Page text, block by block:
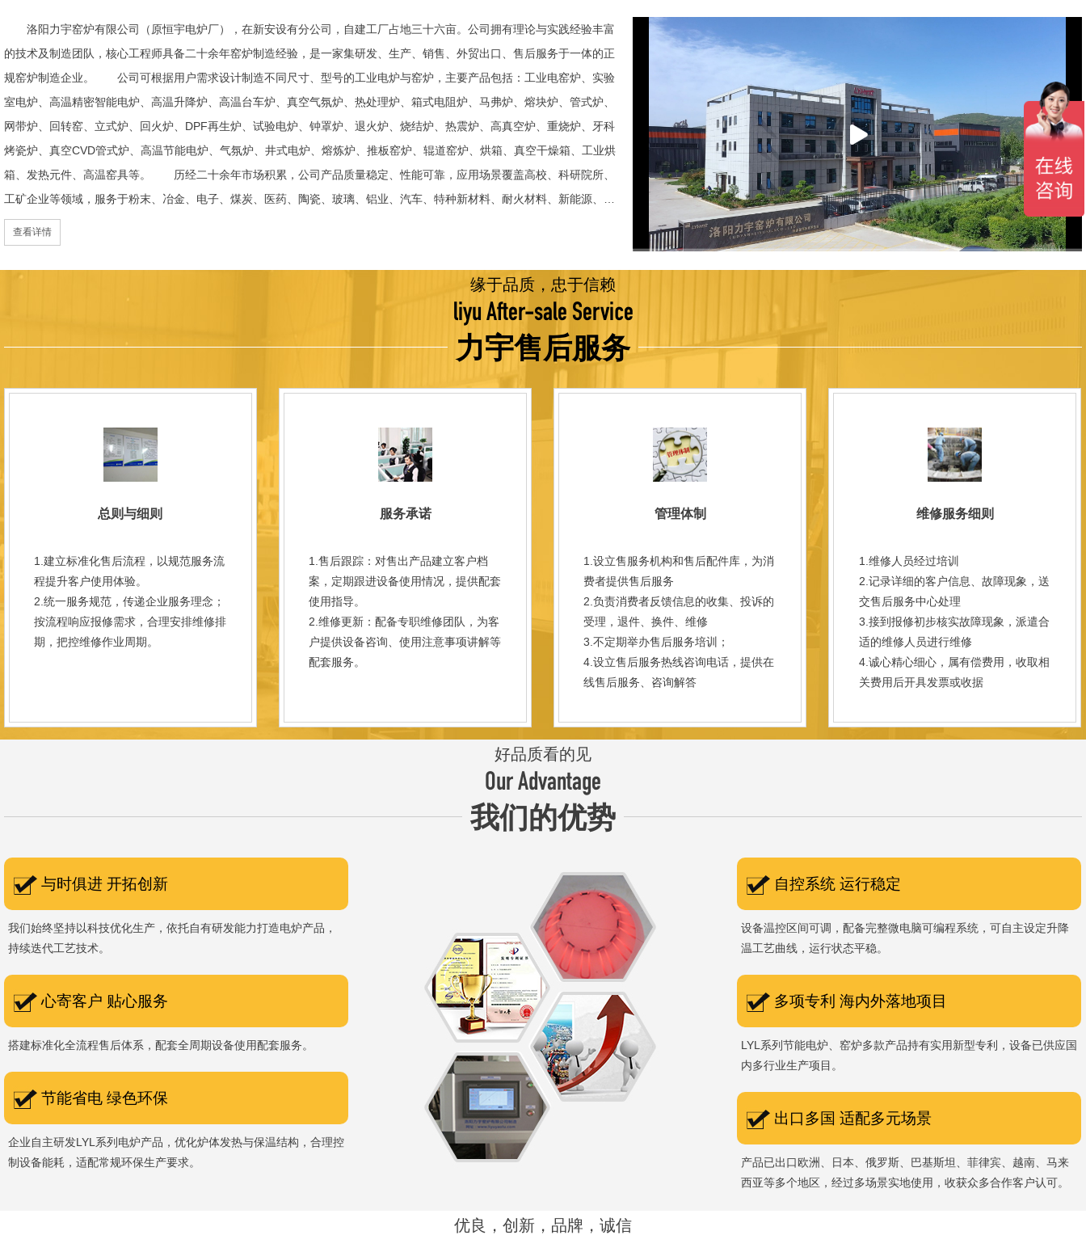
洛阳力宇窑炉有限公司（原恒宇电炉厂），在新安设有分公司，自建工厂占地三十六亩。公司拥有理论与实践经验丰富
的技术及制造团队，核心工程师具备二十余年窑炉制造经验，是一家集研发、生产、销售、外贸出口、售后服务于一体的正
规窑炉制造企业。 公司可根据用户需求设计制造不同尺寸、型号的工业电炉与窑炉，主要产品包括：工业电窑炉、实验
室电炉、高温精密智能电炉、高温升降炉、高温台车炉、真空气氛炉、热处理炉、箱式电阻炉、马弗炉、熔块炉、管式炉、
网带炉、回转窑、立式炉、回火炉、DPF再生炉、试验电炉、钟罩炉、退火炉、烧结炉、热震炉、高真空炉、重烧炉、牙科
烤瓷炉、真空CVD管式炉、高温节能电炉、气氛炉、井式电炉、熔炼炉、推板窑炉、辊道窑炉、烘箱、真空干燥箱、工业烘
箱、发热元件、高温窑具等。 历经二十余年市场积累，公司产品质量稳定、性能可靠，应用场景覆盖高校、科研院所、
工矿企业等领域，服务于粉末、冶金、电子、煤炭、医药、陶瓷、玻璃、铝业、汽车、特种新材料、耐火材料、新能源、航
天航空、化工、金属烧结及金属热处理等行业，产品覆盖国内多省市，并出口至海外多个国家和地区。 近年来，公司通
过理念更新、体制机制优化与科技创新，于2015年通过ISO 9001:2015质量管理体系认证，主营业务收入保持稳步增长，国
内市场份额稳步提升，并获得质量诚信AAA 级企业荣誉证书。 在产品技术方面，公司坚持精益求精、持续创新，自主
研发LYL系列节能精密型智能化电炉、窑炉产品，多项产品通过相关权威认证。产品具备升温快、节能效果显著、温控精
准、智能自动化程度高、运行稳定、保温性能优良、全程电脑控制、可编程自动升降温及保温、炉体表面温度接近室温等特
点；产品安全方面，已通过欧盟CE认证。 公司凭借技术积累与产品优势，获得多项官方资质认定：高新 技术企业、科
技型中小企业、洛阳市企业研发中心（证书编号：202207080）、河南省专精特新企业。 我们坚持以科技促生产，
以质量创品牌，以品牌创市场的战略发展，实现科学化管理，我们以质量保证，服务完善，信誉良好的原则。 热诚欢迎
查看详情
缘于品质，忠于信赖
liyu After-sale Service
力宇售后服务
总则与细则
1.建立标准化售后流程，以规范服务流
程提升客户使用体验。
2.统一服务规范，传递企业服务理念；
按流程响应报修需求，合理安排维修排
期，把控维修作业周期。
服务承诺
1.售后跟踪：对售出产品建立客户档
案，定期跟进设备使用情况，提供配套
使用指导。
2.维修更新：配备专职维修团队，为客
户提供设备咨询、使用注意事项讲解等
配套服务。
管理体制
1.设立售服务机构和售后配件库，为消
费者提供售后服务
2.负责消费者反馈信息的收集、投诉的
受理，退件、换件、维修
3.不定期举办售后服务培训；
4.设立售后服务热线咨询电话，提供在
线售后服务、咨询解答
维修服务细则
1.维修人员经过培训
2.记录详细的客户信息、故障现象，送
交售后服务中心处理
3.接到报修初步核实故障现象，派遣合
适的维修人员进行维修
4.诚心精心细心，属有偿费用，收取相
关费用后开具发票或收据
好品质看的见
Our Advantage
我们的优势
与时俱进 开拓创新
我们始终坚持以科技优化生产，依托自有研发能力打造电炉产品，
持续迭代工艺技术。
心寄客户 贴心服务
搭建标准化全流程售后体系，配套全周期设备使用配套服务。
节能省电 绿色环保
企业自主研发LYL系列电炉产品，优化炉体发热与保温结构，合理控
制设备能耗，适配常规环保生产要求。
自控系统 运行稳定
设备温控区间可调，配备完整微电脑可编程系统，可自主设定升降
温工艺曲线，运行状态平稳。
多项专利 海内外落地项目
LYL系列节能电炉、窑炉多款产品持有实用新型专利，设备已供应国
内多行业生产项目。
出口多国 适配多元场景
产品已出口欧洲、日本、俄罗斯、巴基斯坦、菲律宾、越南、马来
西亚等多个地区，经过多场景实地使用，收获众多合作客户认可。
优良，创新，品牌，诚信